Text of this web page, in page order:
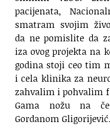
pacijenata,
smatram svojim
da ne pomislite da
iza ovog projekta na
godina stoji ceo tim
i cela klinika za
zahvalim i pohvalim
Gama nožu na
Gordanom Gligorijević.